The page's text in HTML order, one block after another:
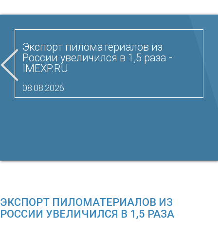
Экспорт пиломатериалов из
России увеличился в 1,5 раза -
IMEXP.RU
08.08.2026
ЭКСПОРТ ПИЛОМАТЕРИАЛОВ ИЗ
РОССИИ УВЕЛИЧИЛСЯ В 1,5 РАЗА